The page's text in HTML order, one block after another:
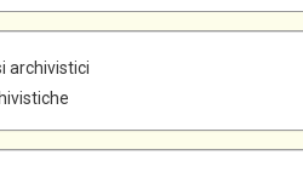
archivistici